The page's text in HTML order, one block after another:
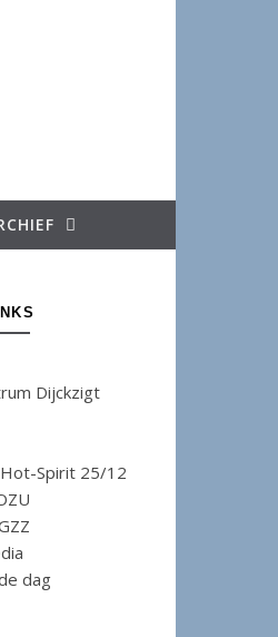
Dijckzigt
Spirit 25/12
dag